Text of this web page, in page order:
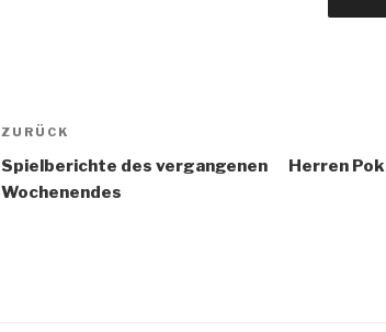
Beitragsnavigation
Vorheriger
Beitrag
ZURÜCK
Spielberichte des vergangenen
Wochenendes
Herren